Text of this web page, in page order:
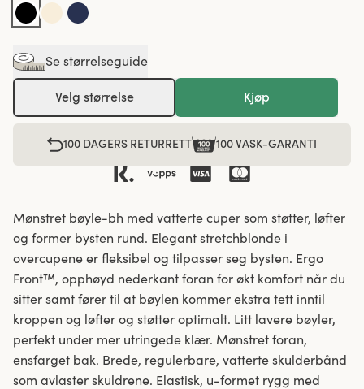
Se størrelseguide
Velg størrelse Kjøp
100 DAGERS RETURRETT 100 VASK-GARANTI
Mønstret bøyle-bh med vatterte cuper som støtter, løfter
og former bysten rund. Elegant stretchblonde i
overcupene er fleksibel og tilpasser seg bysten. Ergo
Front™, opphøyd nederkant foran for økt komfort når du
sitter samt fører til at bøylen kommer ekstra tett inntil
kroppen og løfter og støtter optimalt. Litt lavere bøyler,
perfekt under mer utringede klær. Mønstret foran,
ensfarget bak. Brede, regulerbare, vatterte skulderbånd
som avlaster skuldrene. Elastisk, u-formet rygg med